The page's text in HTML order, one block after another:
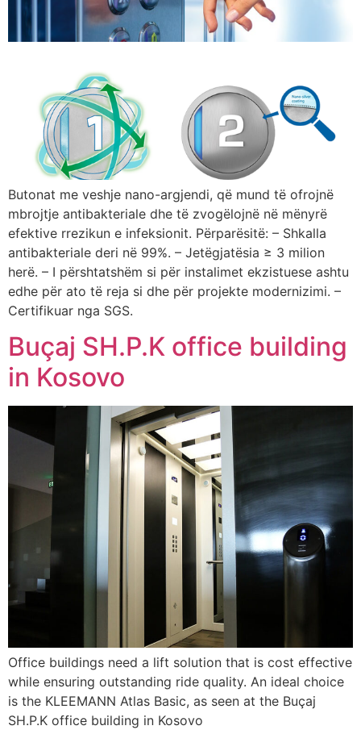
Butonat me veshje nano-argjendi, që mund të ofrojnë
mbrojtje antibakteriale dhe të zvogëlojnë në mënyrë
efektive rrezikun e infeksionit. Përparësitë: – Shkalla
antibakteriale deri në 99%. – Jetëgjatësia ≥ 3 milion
herë. – I përshtatshëm si për instalimet ekzistuese ashtu
edhe për ato të reja si dhe për projekte modernizimi. –
Certifikuar nga SGS.
Buçaj SH.P.K office building
in Kosovo
Office buildings need a lift solution that is cost effective
while ensuring outstanding ride quality. An ideal choice
is the KLEEMANN Atlas Basic, as seen at the Buçaj
SH.P.K office building in Kosovo